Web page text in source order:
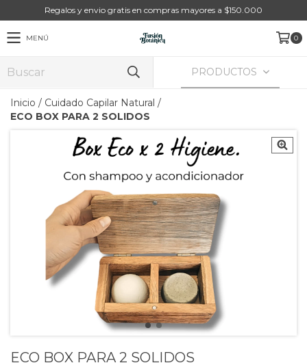
Regalos y envio gratis en compras mayores a $150.000
MENÚ 0
PRODUCTOS
Inicio / Cuidado Capilar Natural /
ECO BOX PARA 2 SOLIDOS
ECO BOX PARA 2 SOLIDOS